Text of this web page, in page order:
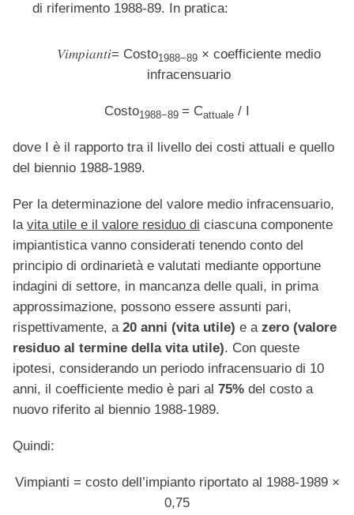
di riferimento 1988-89. In pratica:
𝑉𝑖𝑚𝑝𝑖𝑎𝑛𝑡𝑖= Costo1988−89 × coefficiente medio
infracensuario
Costo1988−89 ​= Cattuale / I​​
dove I è il rapporto tra il livello dei costi attuali e quello
del biennio 1988-1989.
Per la determinazione del valore medio infracensuario,
la vita utile e il valore residuo di ciascuna componente
impiantistica vanno considerati tenendo conto del
principio di ordinarietà e valutati mediante opportune
indagini di settore, in mancanza delle quali, in prima
approssimazione, possono essere assunti pari,
rispettivamente, a 20 anni (vita utile) e a zero (valore
residuo al termine della vita utile). Con queste
ipotesi, considerando un periodo infracensuario di 10
anni, il coefficiente medio è pari al 75% del costo a
nuovo riferito al biennio 1988-1989.
Quindi:
Vimpianti = costo dell’impianto riportato al 1988-1989 ×
0,75